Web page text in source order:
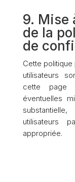
9. Mise
de la
de
Cette
utilisateurs
cette page
éventuelles
utilisateurs
appropriée.